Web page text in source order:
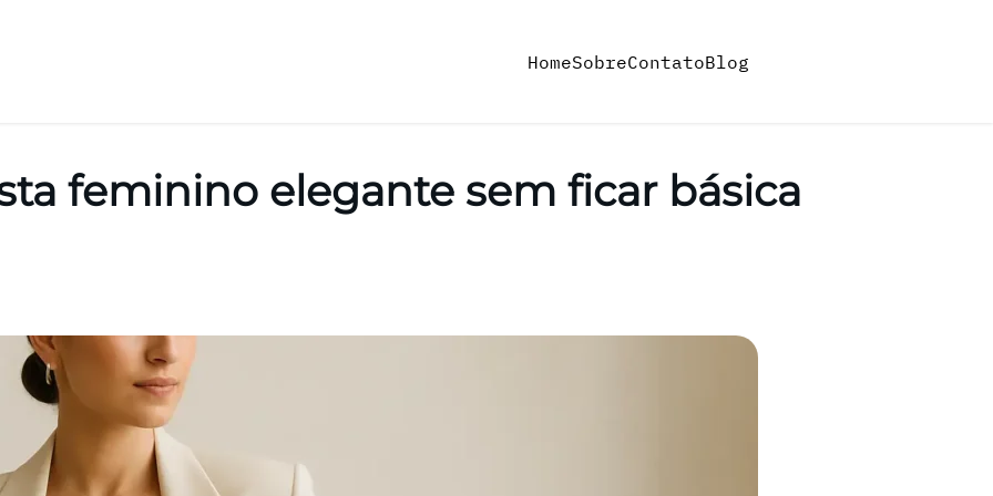
HomeSobreContatoBlog
feminino elegante sem ficar básica